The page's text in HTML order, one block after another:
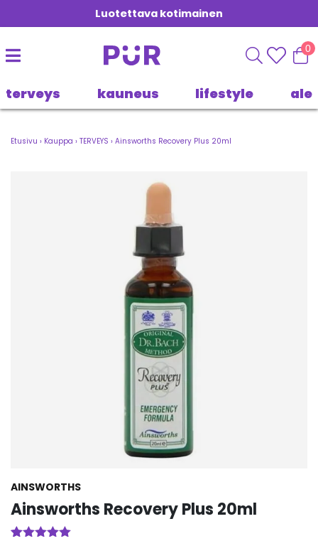
Luotettava kotimainen
0
terveys kauneus lifestyle ale
Etusivu › Kauppa › TERVEYS › Ainsworths Recovery Plus 20ml
AINSWORTHS
Ainsworths Recovery Plus 20ml